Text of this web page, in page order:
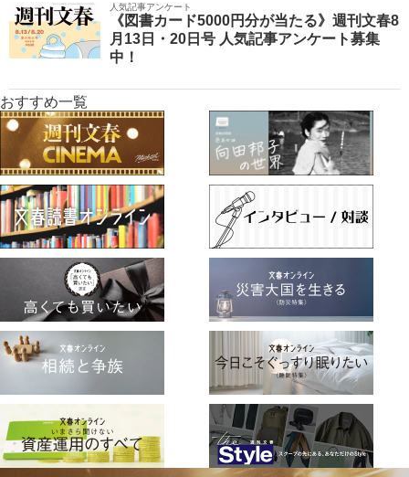
人気記事アンケート
《図書カード5000円分が当たる》週刊文春8
月13日・20日号 人気記事アンケート募集
中！
おすすめ一覧